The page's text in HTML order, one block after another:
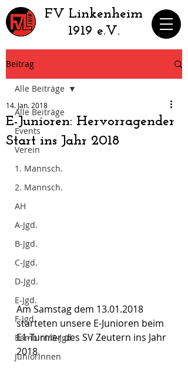
​FV Linkenheim
1919 e.V.
Beitrag
Alle Beiträge
Events
Verein
1. Mannsch.
2. Mannsch.
AH
A-Jgd.
B-Jgd.
C-Jgd.
D-Jgd.
E-Jgd.
F-Jgd.
Bambini/G-Jgd.
Juniorinnen
Alle Beiträge
E-Junioren: Hervorragender
Start ins Jahr 2018
14. Jan. 2018
Am Samstag dem 13.01.2018
starteten unsere E-Junioren beim
E1-Turnier des SV Zeutern ins Jahr
2018.